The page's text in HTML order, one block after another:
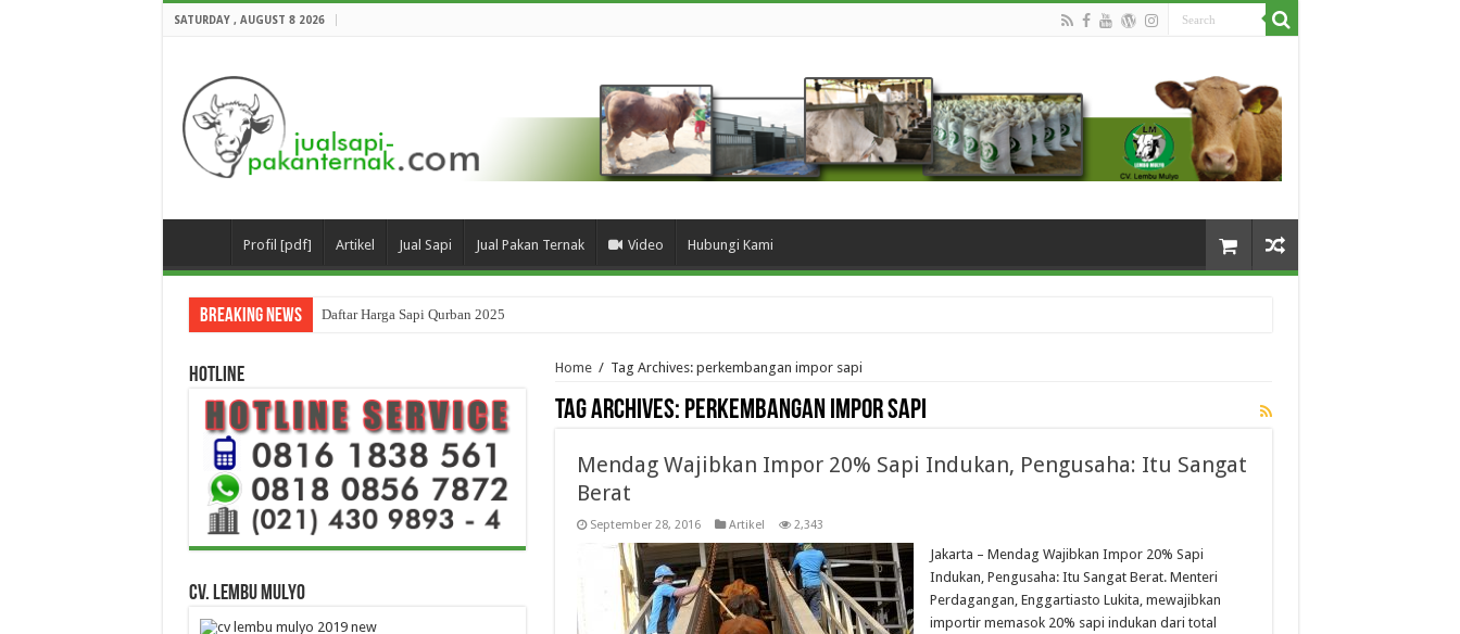
SATURDAY , AUGUST 8 2026
Profil [pdf] Artikel Jual Sapi Jual Pakan Ternak Video Hubungi Kami
Breaking News Daftar Harga Sapi Qurban 2025
Home / Tag Archives: perkembangan impor sapi
Tag Archives: perkembangan impor sapi
Mendag Wajibkan Impor 20% Sapi Indukan, Pengusaha: Itu Sangat
Berat
September 28, 2016 Artikel 2,343
Jakarta – Mendag Wajibkan Impor 20% Sapi
Indukan, Pengusaha: Itu Sangat Berat. Menteri
Perdagangan, Enggartiasto Lukita, mewajibkan
importir memasok 20% sapi indukan dari total
HOTLINE
CV. Lembu Mulyo